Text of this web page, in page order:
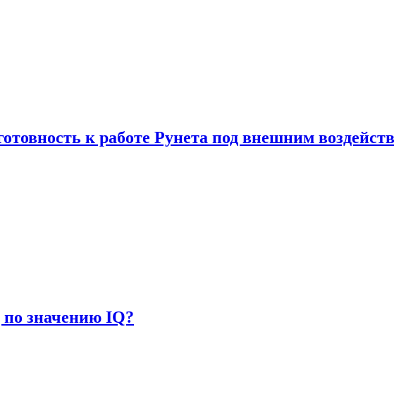
к работе Рунета под внешним
значению IQ?